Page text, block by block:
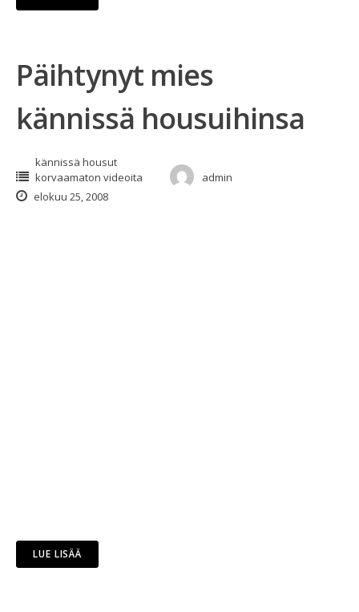
Päihtynyt mies
kännissä housuihinsa
kännissä housut
korvaamaton videoita
admin
elokuu 25, 2008
LUE LISÄÄ